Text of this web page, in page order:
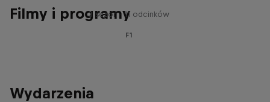
Filmy i programy3 sezon · 11 odcinków
F1
Wydarzenia